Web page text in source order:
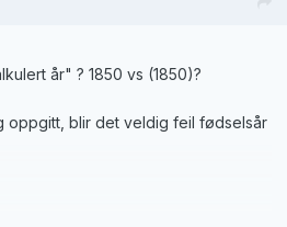
år" ? 1850 vs (1850)?
oppgitt, blir det veldig feil fødselsår